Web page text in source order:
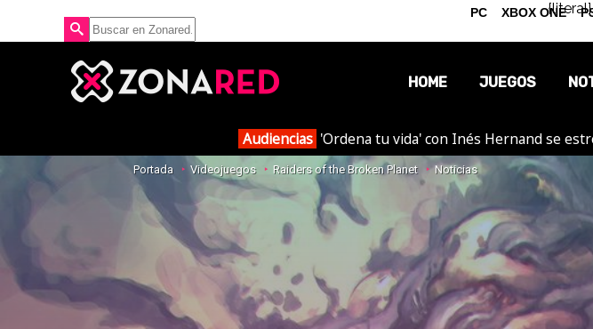
HOME JUEGOS
Audiencias 'Ordena tu vida' con Inés Hernand se
Portada Videojuegos Raiders of the Broken Planet Noticias
PC XBOX ONE